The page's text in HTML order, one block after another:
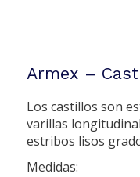
Armex –
Los castillos son
varillas
estribos lisos
Medidas: